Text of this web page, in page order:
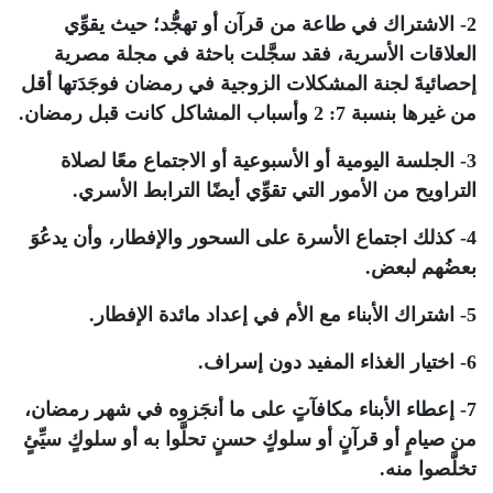
2- الاشتراك في طاعة من قرآن أو تهجُّد؛ حيث يقوِّي
العلاقات الأسرية، فقد سجَّلت باحثة في مجلة مصرية
إحصائيةَ لجنة المشكلات الزوجية في رمضان فوجَدَتها أقل
من غيرها بنسبة 7: 2 وأسباب المشاكل كانت قبل رمضان.
3- الجلسة اليومية أو الأسبوعية أو الاجتماع معًا لصلاة
التراويح من الأمور التي تقوِّي أيضًا الترابط الأسري.
4- كذلك اجتماع الأسرة على السحور والإفطار، وأن يدعُوَ
بعضُهم لبعض.
5- اشتراك الأبناء مع الأم في إعداد مائدة الإفطار.
6- اختيار الغذاء المفيد دون إسراف.
7- إعطاء الأبناء مكافآتٍ على ما أنجَزوه في شهر رمضان،
من صيامٍ أو قرآنٍ أو سلوكٍ حسنٍ تحلَّوا به أو سلوكٍ سيِّئٍ
تخلَّصوا منه.